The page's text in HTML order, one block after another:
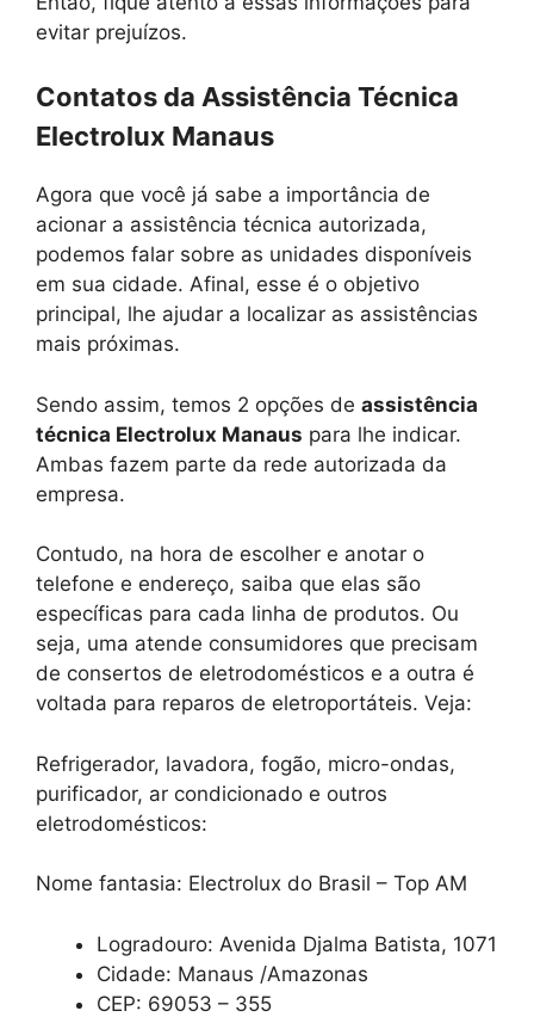
evitar prejuízos.
Contatos da Assistência Técnica
Electrolux Manaus
Agora que você já sabe a importância de
acionar a assistência técnica autorizada,
podemos falar sobre as unidades disponíveis
em sua cidade. Afinal, esse é o objetivo
principal, lhe ajudar a localizar as assistências
mais próximas.
Sendo assim, temos 2 opções de assistência
técnica Electrolux Manaus para lhe indicar.
Ambas fazem parte da rede autorizada da
empresa.
Contudo, na hora de escolher e anotar o
telefone e endereço, saiba que elas são
específicas para cada linha de produtos. Ou
seja, uma atende consumidores que precisam
de consertos de eletrodomésticos e a outra é
voltada para reparos de eletroportáteis. Veja:
Refrigerador, lavadora, fogão, micro-ondas,
purificador, ar condicionado e outros
eletrodomésticos:
Nome fantasia: Electrolux do Brasil – Top AM
Logradouro: Avenida Djalma Batista, 1071
Cidade: Manaus /Amazonas
CEP: 69053 – 355